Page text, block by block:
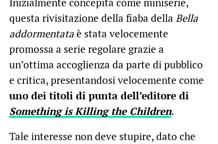
questa rivisitazione della fiaba della Bella
addormentataè stata velocemente
promossa a serie regolare grazie a
un’ottima accoglienza da parte di pubblico
e critica, presentandosi velocemente come
uno dei titoli di punta dell’editore di
Something is Killing the Children.
Tale interesse non deve stupire, dato che